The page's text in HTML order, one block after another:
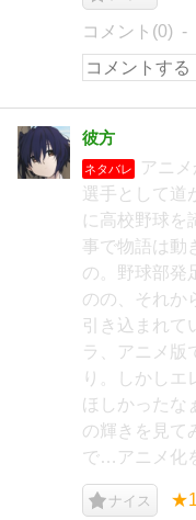
コメント(0)
彼方
ネタバレ
アニ
選手として道
に高校野球を
事で物語は動
の。野球部発
のの、それか
引き込まれて
ラ、アニメ版
り。しかしエ
ほしかったな
の輝きを見て
で…アニメ化
ナイス